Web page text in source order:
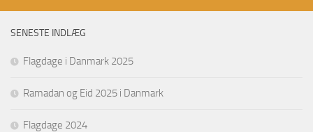
SENESTE INDLÆG
Flagdage i Danmark 2025
Ramadan og Eid 2025 i Danmark
Flagdage 2024